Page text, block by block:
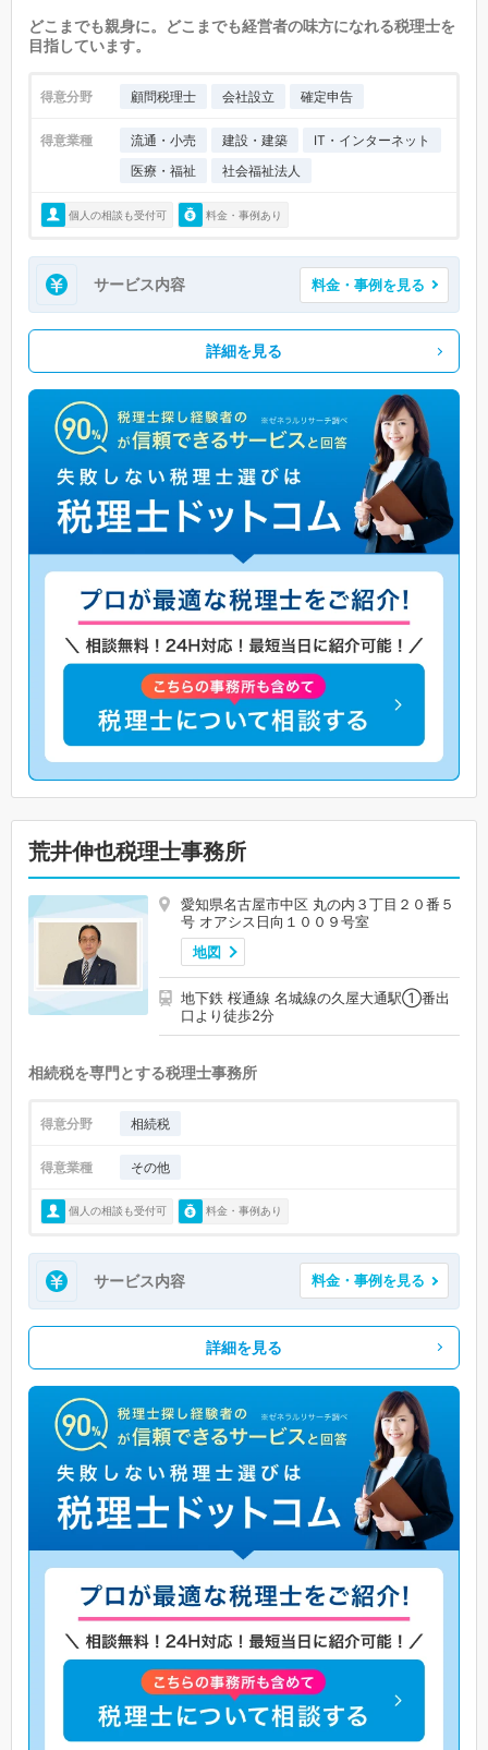
どこまでも親身に。どこまでも経営者の味方になれる税理士を
目指しています。
得意分野 顧問税理士 会社設立 確定申告
得意業種 流通・小売 建設・建築
IT・インターネット
医療・福祉
社会福祉法人
個人の相談も受付可 料金・事例あり
サービス内容 料金・事例を見る
詳細を見る
荒井伸也税理士事務所
愛知県名古屋市中区 丸の内３丁目２０番５
号 オアシス日向１００９号室
地図
地下鉄 桜通線 名城線の久屋大通駅①番出
口より徒歩2分
相続税を専門とする税理士事務所
得意分野 相続税
得意業種 その他
個人の相談も受付可 料金・事例あり
サービス内容 料金・事例を見る
詳細を見る